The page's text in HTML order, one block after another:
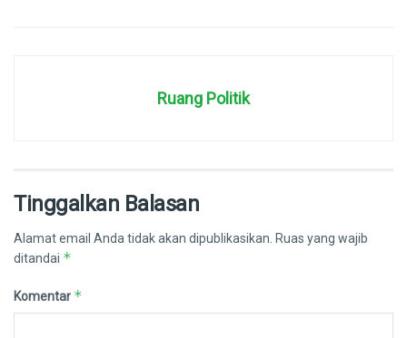
Ruang Politik
Tinggalkan Balasan
Alamat email Anda tidak akan dipublikasikan. Ruas yang wajib
ditandai *
Komentar *